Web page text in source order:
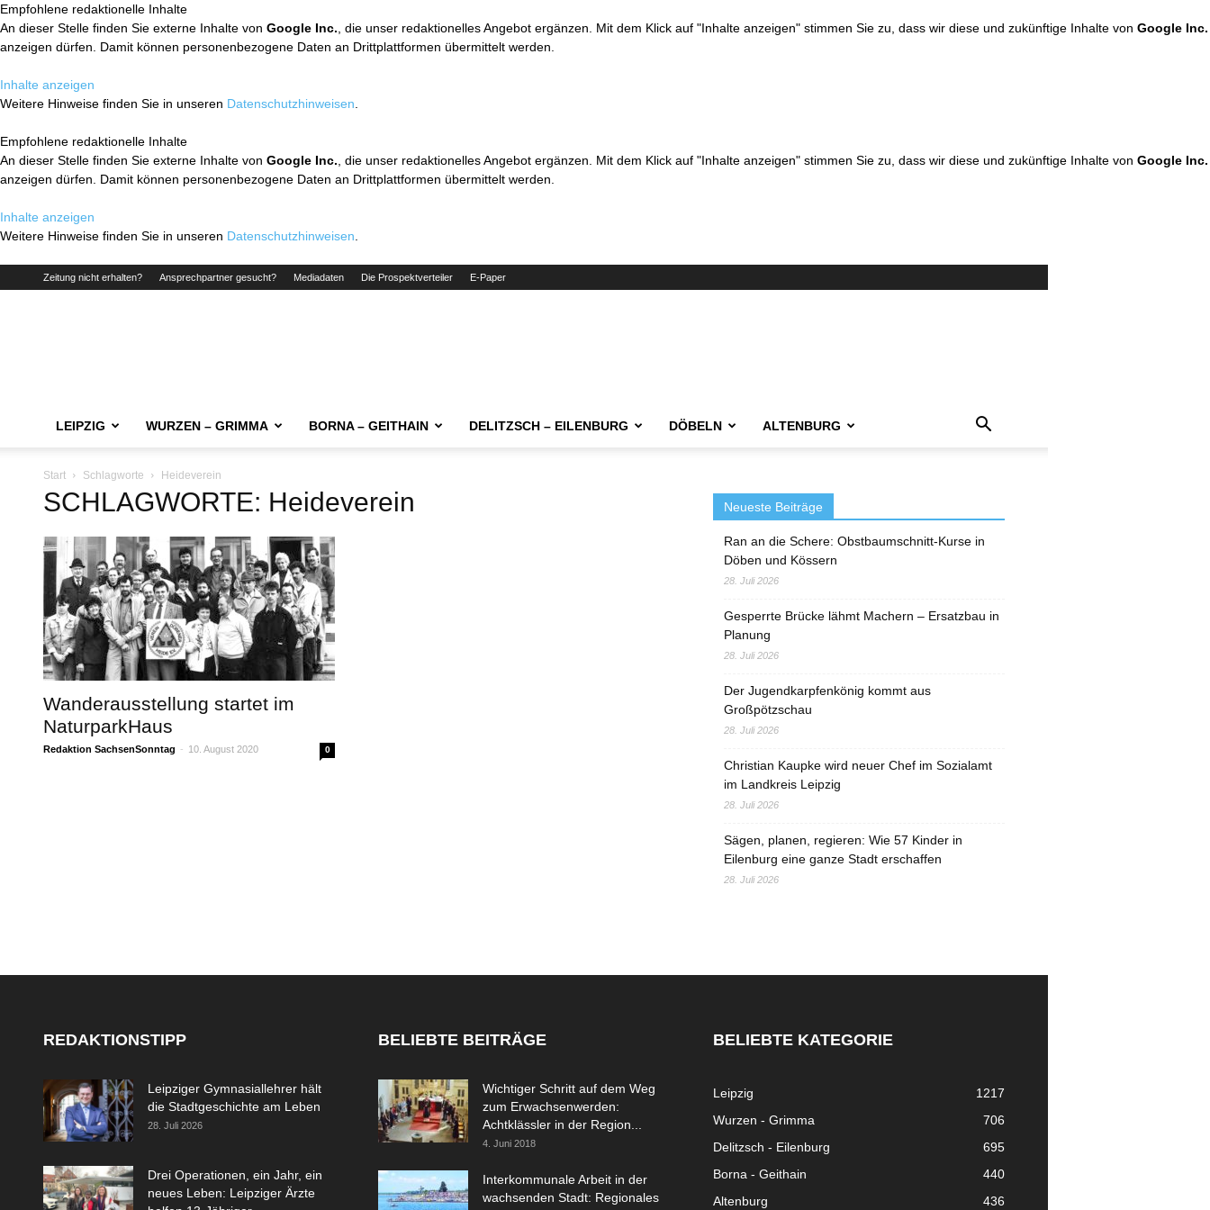
Empfohlene redaktionelle Inhalte
An dieser Stelle finden Sie externe Inhalte von Google Inc. , die unser redaktionelles Angebot ergänzen. Mit dem Klick auf "Inhalte anzeigen" stimmen Sie zu, dass wir diese und zukünftige Inhalte von Google Inc.
anzeigen dürfen. Damit können personenbezogene Daten an Drittplattformen übermittelt werden.
Inhalte anzeigen
Weitere Hinweise finden Sie in unseren Datenschutzhinweisen
Empfohlene redaktionelle Inhalte
An dieser Stelle finden Sie externe Inhalte von Google Inc. , die unser redaktionelles Angebot ergänzen. Mit dem Klick auf "Inhalte anzeigen" stimmen Sie zu, dass wir diese und zukünftige Inhalte von Google Inc.
anzeigen dürfen. Damit können personenbezogene Daten an Drittplattformen übermittelt werden.
Inhalte anzeigen
Weitere Hinweise finden Sie in unseren Datenschutzhinweisen
Zeitung nicht erhalten? Ansprechpartner gesucht? Mediadaten Die Prospektverteiler E-Paper
LEIPZIG WURZEN – GRIMMA BORNA – GEITHAIN DELITZSCH – EILENBURG DÖBELN ALTENBURG
Start Schlagworte Heideverein
SCHLAGWORTE: Heideverein
Wanderausstellung startet im
NaturparkHaus
Redaktion SachsenSonntag - 10. August 2020 0
Neueste Beiträge
Ran an die Schere: Obstbaumschnitt-Kurse in
Döben und Kössern
28. Juli 2026
Gesperrte Brücke lähmt Machern – Ersatzbau in
Planung
28. Juli 2026
Der Jugendkarpfenkönig kommt aus
Großpötzschau
28. Juli 2026
Christian Kaupke wird neuer Chef im Sozialamt
im Landkreis Leipzig
28. Juli 2026
Sägen, planen, regieren: Wie 57 Kinder in
Eilenburg eine ganze Stadt erschaffen
28. Juli 2026
REDAKTIONSTIPP
Leipziger Gymnasiallehrer hält
die Stadtgeschichte am Leben
28. Juli 2026
Drei Operationen, ein Jahr, ein
neues Leben: Leipziger Ärzte
BELIEBTE BEITRÄGE
Wichtiger Schritt auf dem Weg
zum Erwachsenwerden:
Achtklässler in der Region...
4. Juni 2018
Interkommunale Arbeit in der
wachsenden Stadt: Regionales
BELIEBTE KATEGORIE
Leipzig
1217
Wurzen - Grimma
706
Delitzsch - Eilenburg
695
Borna - Geithain
440
Altenburg
436